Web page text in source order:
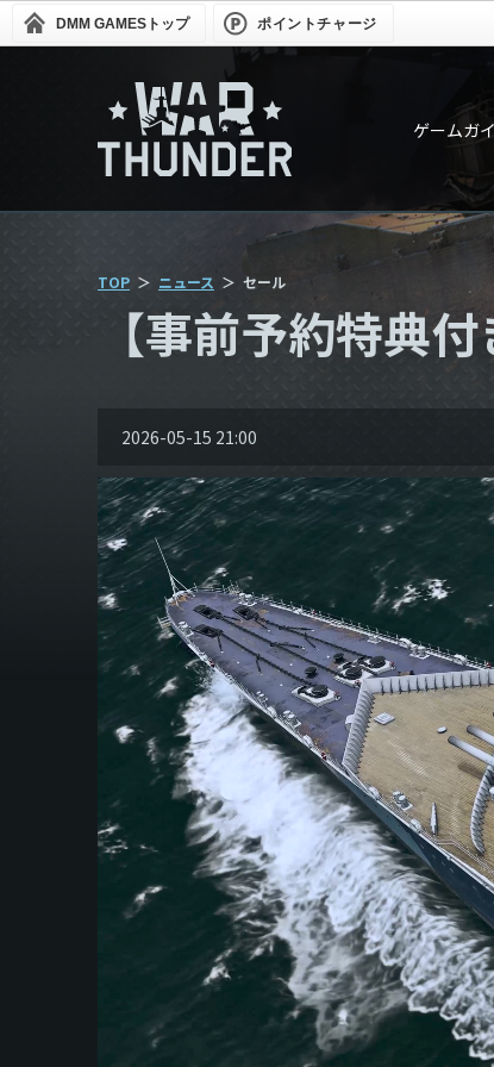
DMM GAMES トップ ポイントチャージ
ゲームガ
TOP ニュース セール
【事前予約特典
2026-05-15 21:00